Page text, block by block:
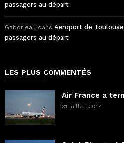
passagers au départ
Gaborieau dans Aéroport de
passagers au départ
LES PLUS COMMENTÉS
Air France a
31 juillet 2017